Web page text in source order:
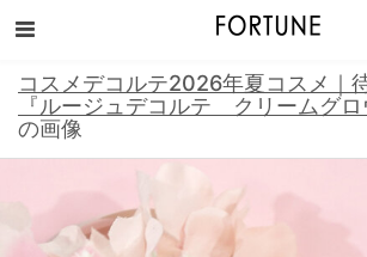
コスメデコルテ2026年夏コスメ｜
『ルージュデコルテ クリームグ
の画像